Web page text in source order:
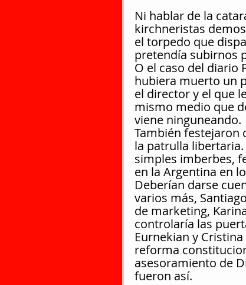
Ni hablar de la
kirchneristas
el torpedo que
pretendía subirnos
O el caso del diario
hubiera muerto un
el director y el que
mismo medio que
viene ninguneando.
También festejaron
la patrulla
simples imberbes,
en la Argentina en
Deberían darse
varios más,
de marketing,
controlaría las
Eurnekian y
reforma
asesoramiento de
fueron así.